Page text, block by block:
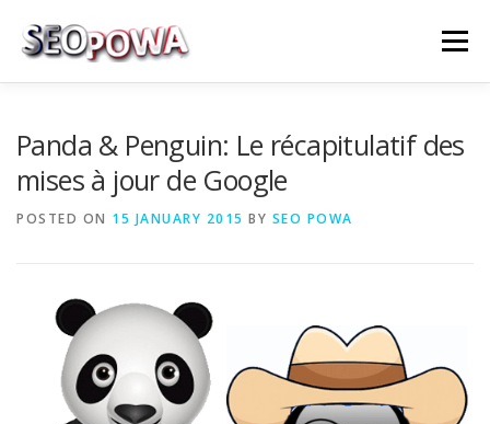
Menu
Panda & Penguin: Le récapitulatif des
mises à jour de Google
POSTED ON 15 JANUARY 2015 BY SEO POWA